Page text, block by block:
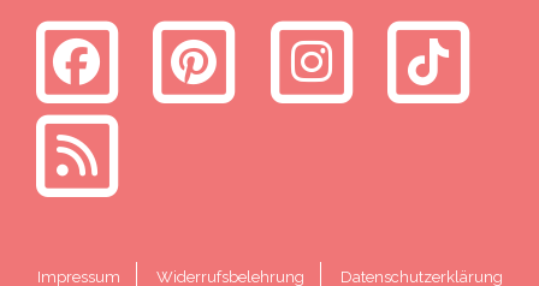
Impressum Widerrufsbelehrung Datenschutzerklärung